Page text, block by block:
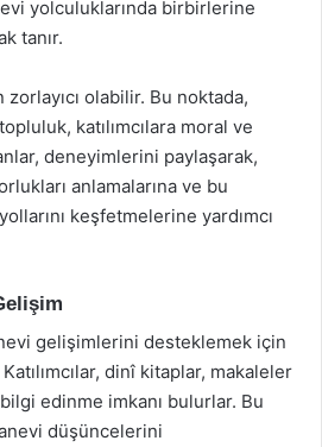
yolculuklarında birbirlerine
tanır.
olabilir. Bu noktada,
katılımcılara moral ve
deneyimlerini paylaşarak,
anlamalarına ve bu
keşfetmelerine yardımcı
gelişimlerini desteklemek için
dinî kitaplar, makaleler
edinme imkanı bulurlar. Bu
düşüncelerini